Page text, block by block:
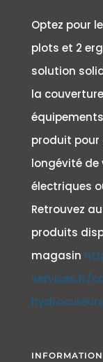
Optez pour
plots et 2
solution
la
produit
longévité
électriques
Retrouvez
produits
magasin
services.fr/